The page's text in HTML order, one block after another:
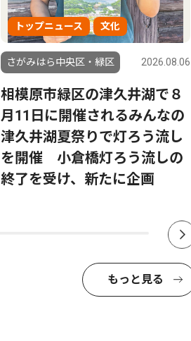
トップニュース 文化
さがみはら中央区・緑区 2026.08.06
相模原市緑区の津久井湖で８
月11日に開催されるみんなの
津久井湖夏祭りで灯ろう流し
を開催 小倉橋灯ろう流しの
終了を受け、新たに企画
もっと見る